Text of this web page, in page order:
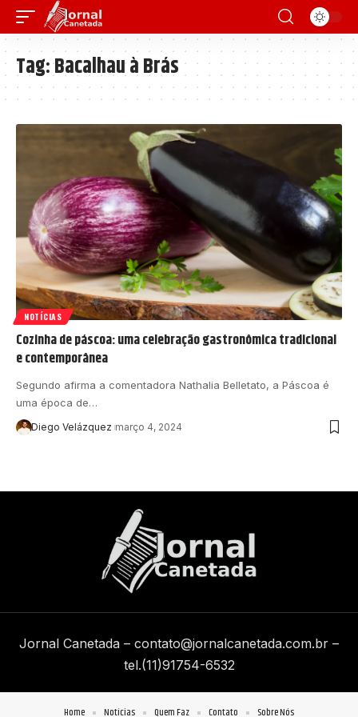
Tag:Bacalhau à Brás
NOTÍCIAS
Cozinha de páscoa: uma celebração gastronômica tradicional
e contemporânea
Segundo afirma a comentadora Nathalia Belletato, a Páscoa é
uma época de…
Diego Velázquez março 4, 2024
Jornal Canetada – contato@jornalcanetada.com.br –
tel.(11)91754-6532
Home Notícias Quem Faz Contato Sobre Nós